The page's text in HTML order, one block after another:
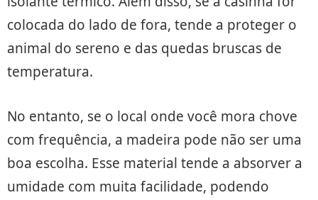
colocada do lado de fora, tende a proteger o
animal do sereno e das quedas bruscas de
temperatura.
No entanto, se o local onde você mora chove
com frequência, a madeira pode não ser uma
boa escolha. Esse material tende a absorver a
umidade com muita facilidade, podendo